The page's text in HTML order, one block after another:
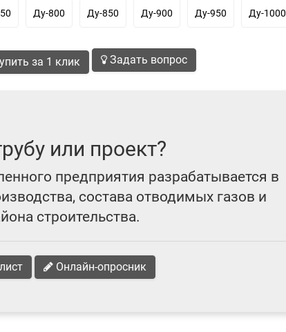
Ду-800 Ду-850 Ду-900 Ду-950 Ду-1000
за 1 клик Задать вопрос
или проект?
предприятия разрабатывается в
состава отводимых газов и
строительства.
Онлайн-опросник